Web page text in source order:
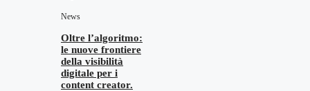
News
Oltre l’algoritmo:
le nuove frontiere
della visibilità
digitale per i
content creator.